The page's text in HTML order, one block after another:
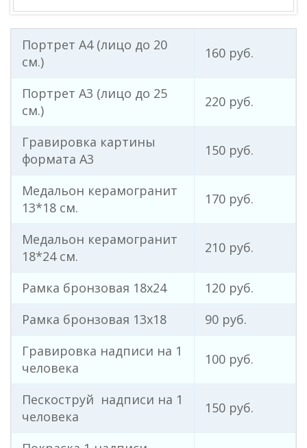
Дом
Праздники
Прочее
Отдых
Прокат
Рыбалка
Портрет А4 (лицо до 20
см.)
160 руб.
Портрет А3 (лицо до 25
см.)
220 руб.
Гравировка картины
формата А3
150 руб.
Медальон керамогранит
13*18 см.
170 руб.
Медальон керамогранит
18*24 см.
210 руб.
Рамка бронзовая 18х24
120 руб.
Рамка бронзовая 13х18
90 руб.
Гравировка надписи на 1
человека
100 руб.
Пескоструй надписи на 1
человека
150 руб.